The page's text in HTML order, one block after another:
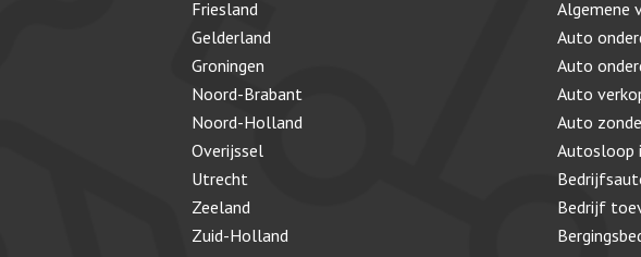
Friesland
Gelderland
Groningen
Noord-Brabant
Noord-Holland
Overijssel
Utrecht
Zeeland
Zuid-Holland
Algemene
Auto
Auto
Auto
Auto
Autosloop
Bedrijf